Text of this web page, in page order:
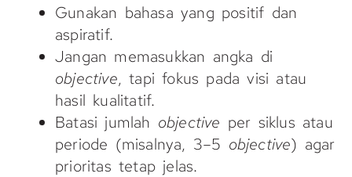
Gunakan bahasa yang positif dan
aspiratif.
Jangan memasukkan angka di
objective, tapi fokus pada visi atau
hasil kualitatif.
Batasi jumlah objective per siklus atau
periode (misalnya, 3–5 objective) agar
prioritas tetap jelas.